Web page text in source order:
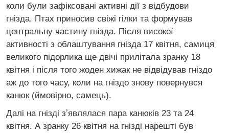
коли були зафіксовані активні дії з відбудови
гнізда. Птах приносив свіжі гілки та формував
центральну частину гнізда. Після високої
активності з облаштування гнізда 17 квітня, самиця
великого підорлика ще двічі прилітала зранку 18
квітня і після того жоден хижак не відвідував гніздо
аж до того часу, коли на гніздо знову повернувся
канюк (ймовірно, самець).
Далі на гнізді зʼявлялася пара канюків 23 та 24
квітня. А зранку 26 квітня на гнізді нарешті був